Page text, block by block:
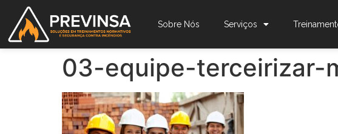
Sobre Nós Serviços
03-equipe-terceirizar-